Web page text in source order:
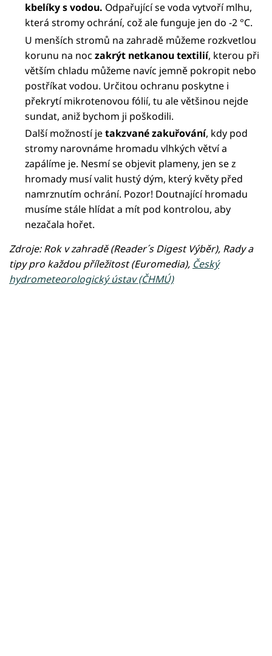
kbelíky s vodou. Odpařující se voda vytvoří mlhu,
která stromy ochrání, což ale funguje jen do -2 °C.
U menších stromů na zahradě můžeme rozkvetlou
korunu na noczakrýt netkanou textilií, kterou při
větším chladu můžeme navíc jemně pokropit nebo
postříkat vodou. Určitou ochranu poskytne i
překrytí mikrotenovou fólií, tu ale většinou nejde
sundat, aniž bychom ji poškodili.
Další možností jetakzvané zakuřování, kdy pod
stromy narovnáme hromadu vlhkých větví a
zapálíme je. Nesmí se objevit plameny, jen se z
hromady musí valit hustý dým, který květy před
namrznutím ochrání. Pozor! Doutnající hromadu
musíme stále hlídat a mít pod kontrolou, aby
nezačala hořet.
Zdroje: Rok v zahradě (Reader´s Digest Výběr), Rady a
tipy pro každou příležitost (Euromedia), Český
hydrometeorologický ústav (ČHMÚ)